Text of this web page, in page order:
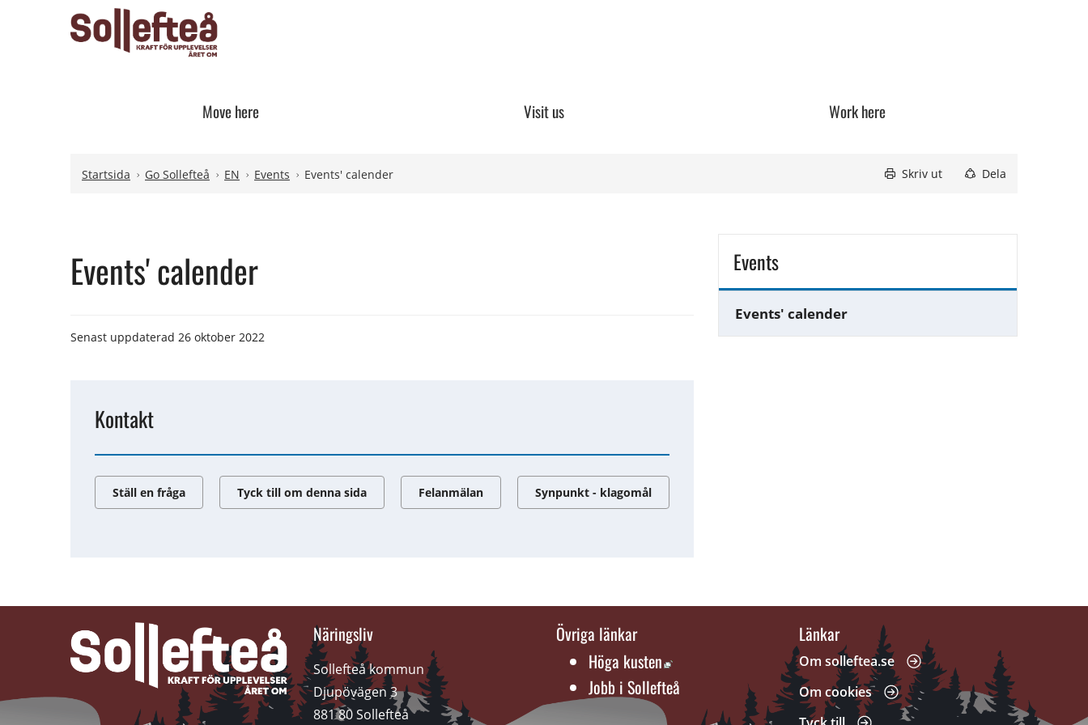
Move here Visit us Work here
Startsida Go Sollefteå EN Events Events' calender Skriv ut Dela
Events' calender
Senast uppdaterad 26 oktober 2022
Kontakt
Ställ en fråga Tyck till om denna sida Felanmälan Synpunkt - klagomål
Events
Events' calender
Näringsliv
Sollefteå kommun
Djupövägen 3
881 80 Sollefteå
Övriga länkar
Höga kusten Länk till annan webbplats, öppnas i nytt fönster.
Jobb i Sollefteå
Länkar
Om solleftea.se
Om cookies